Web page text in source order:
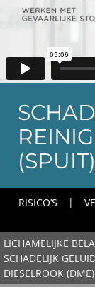
RISICO’S
LICHAMELIJKE
SCHADELIJK
DIESELROOK (DME)